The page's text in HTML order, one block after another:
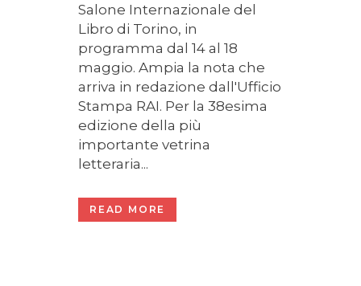
Salone Internazionale del
Libro di Torino, in
programma dal 14 al 18
maggio. Ampia la nota che
arriva in redazione dall'Ufficio
Stampa RAI. Per la 38esima
edizione della più
importante vetrina
letteraria...
READ MORE